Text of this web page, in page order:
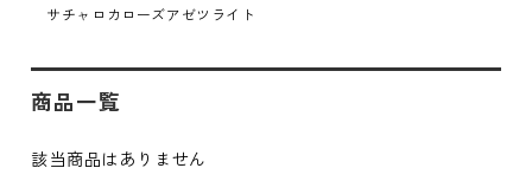
サチャロカローズアゼツライト
商品一覧
該当商品はありません